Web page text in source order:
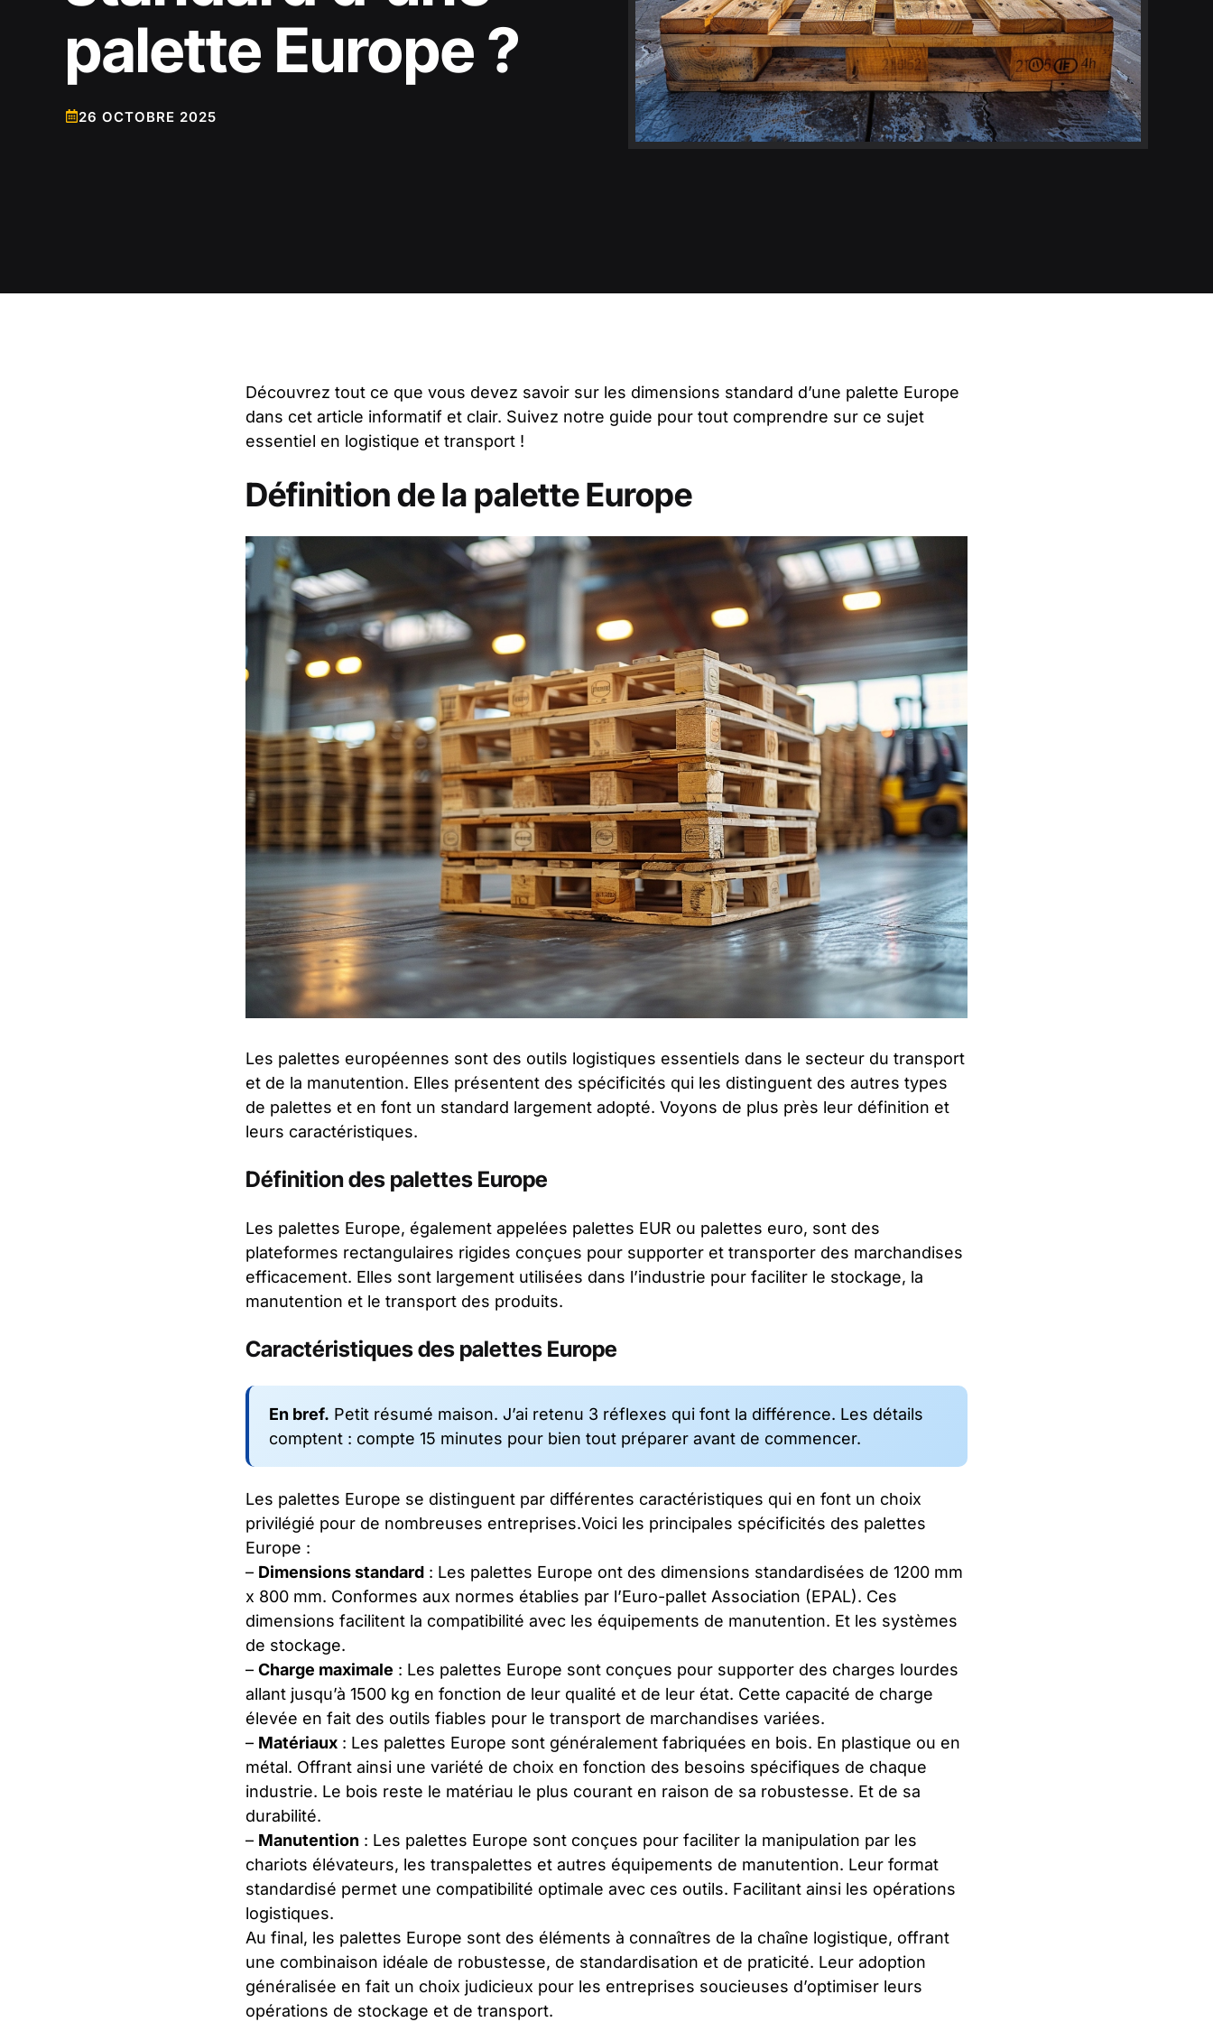
palette Europe ?
26 OCTOBRE 2025
Découvrez tout ce que vous devez savoir sur les dimensions standard d’une palette Europe
dans cet article informatif et clair. Suivez notre guide pour tout comprendre sur ce sujet
essentiel en logistique et transport !
Définition de la palette Europe
Les palettes européennes sont des outils logistiques essentiels dans le secteur du transport
et de la manutention. Elles présentent des spécificités qui les distinguent des autres types
de palettes et en font un standard largement adopté. Voyons de plus près leur définition et
leurs caractéristiques.
Définition des palettes Europe
Les palettes Europe, également appelées palettes EUR ou palettes euro, sont des
plateformes rectangulaires rigides conçues pour supporter et transporter des marchandises
efficacement. Elles sont largement utilisées dans l’industrie pour faciliter le stockage, la
manutention et le transport des produits.
Caractéristiques des palettes Europe
En bref. Petit résumé maison. J’ai retenu 3 réflexes qui font la différence. Les détails
comptent : compte 15 minutes pour bien tout préparer avant de commencer.
Les palettes Europe se distinguent par différentes caractéristiques qui en font un choix
privilégié pour de nombreuses entreprises.Voici les principales spécificités des palettes
Europe :
– Dimensions standard : Les palettes Europe ont des dimensions standardisées de 1200 mm
x 800 mm. Conformes aux normes établies par l’Euro-pallet Association (EPAL). Ces
dimensions facilitent la compatibilité avec les équipements de manutention. Et les systèmes
de stockage.
– Charge maximale : Les palettes Europe sont conçues pour supporter des charges lourdes
allant jusqu’à 1500 kg en fonction de leur qualité et de leur état. Cette capacité de charge
élevée en fait des outils fiables pour le transport de marchandises variées.
– Matériaux : Les palettes Europe sont généralement fabriquées en bois. En plastique ou en
métal. Offrant ainsi une variété de choix en fonction des besoins spécifiques de chaque
industrie. Le bois reste le matériau le plus courant en raison de sa robustesse. Et de sa
durabilité.
– Manutention : Les palettes Europe sont conçues pour faciliter la manipulation par les
chariots élévateurs, les transpalettes et autres équipements de manutention. Leur format
standardisé permet une compatibilité optimale avec ces outils. Facilitant ainsi les opérations
logistiques.
Au final, les palettes Europe sont des éléments à connaîtres de la chaîne logistique, offrant
une combinaison idéale de robustesse, de standardisation et de praticité. Leur adoption
généralisée en fait un choix judicieux pour les entreprises soucieuses d’optimiser leurs
opérations de stockage et de transport.